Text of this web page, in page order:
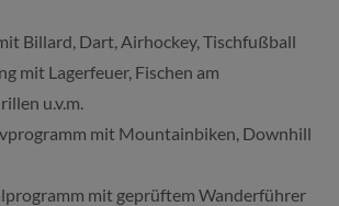
Billard, Dart, Airhockey, Tischfußball
mit Lagerfeuer, Fischen am
u.v.m.
mit Mountainbiken, Downhill
mit geprüftem Wanderführer